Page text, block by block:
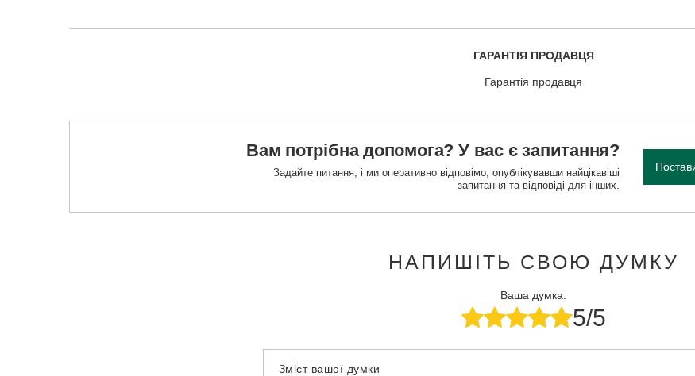
ГАРАНТІЯ ПРОДАВЦЯ
Гарантія продавця
Вам потрібна допомога? У вас є запитання?
Задайте питання, і ми оперативно відповімо, опублікувавши найцікавіші
запитання та відповіді для інших.
НАПИШІТЬ СВОЮ ДУМКУ
Ваша думка:
5/5
Зміст вашої думки